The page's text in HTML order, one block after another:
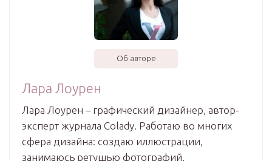
Об авторе
Лара Лоурен
Лара Лоурен – графический дизайнер, автор-
эксперт журнала Colady. Работаю во многих
сфера дизайна: создаю иллюстрации,
занимаюсь ретушью фотографий,